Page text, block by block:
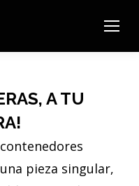
A TU
pieza singular,